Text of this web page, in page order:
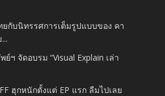
ยกับนิทรรศการเต็มรูปแบบของ คา
ฯ จัดอบรม “Visual Explain เล่า
ฮุกหนักตั้งแต่ EP แรก ลืมไปเลย